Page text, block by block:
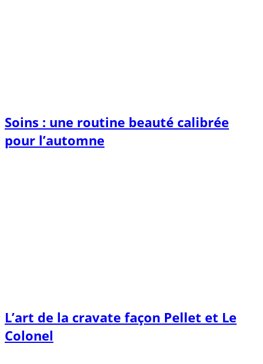
Soins : une routine beauté calibrée
pour l’automne
L’art de la cravate façon Pellet et Le
Colonel